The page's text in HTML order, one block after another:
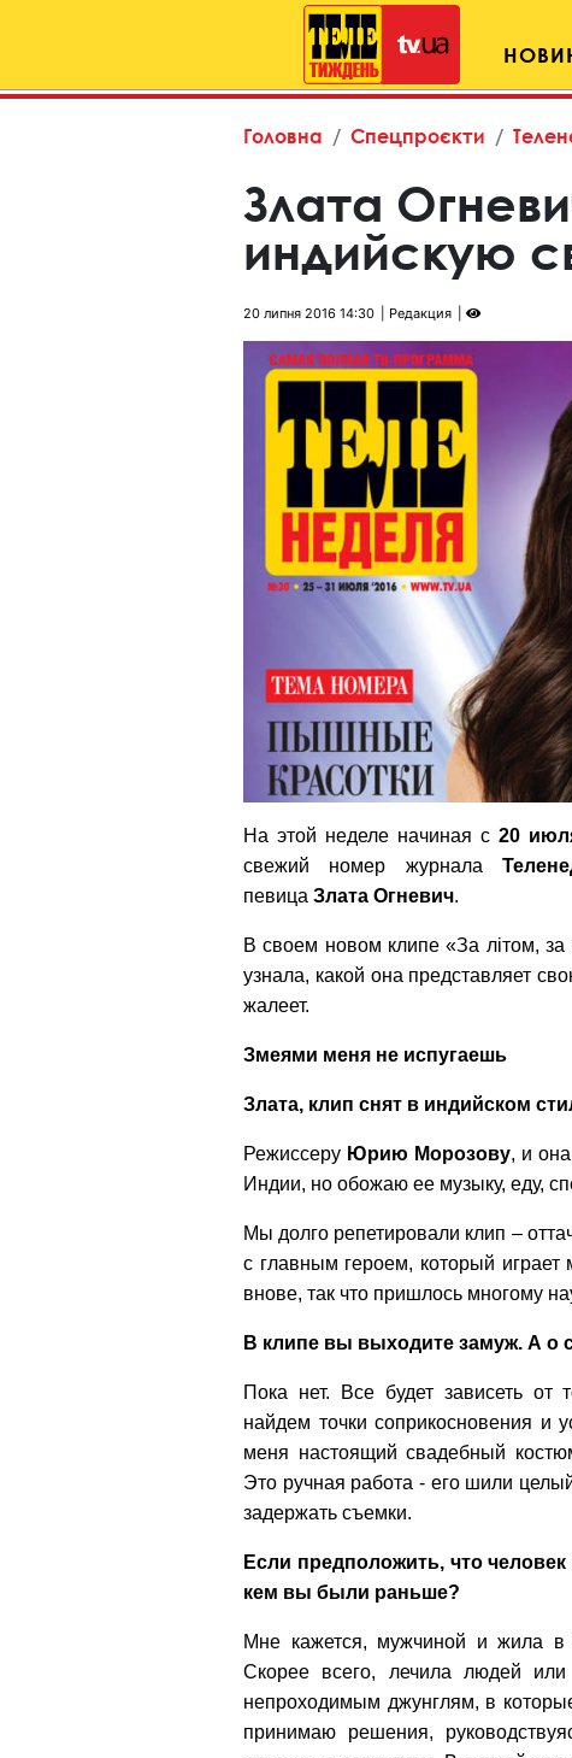
Головна Спецпроєкти
Злата
индийскую
20 липня 2016 14:30 Редакция
На этой неделе начиная с20
свежий номер журнала
певица Злата Огневич.
В своем новом клипе «За літом,
узнала, какой она представляет
жалеет.
Змеями меня не испугаешь
Злата, клип снят в индийском
Режиссеру Юрию Морозову, и
Индии, но обожаю ее музыку, еду,
Мы долго репетировали клип –
с главным героем, который
внове, так что пришлось многому
В клипе вы выходите замуж. А о
Пока нет. Все будет зависеть от
найдем точки соприкосновения и
меня настоящий свадебный
Это ручная работа - его шили
задержать съемки.
Если предположить, что
кем вы были раньше?
Мне кажется, мужчиной и жила в
Скорее всего, лечила людей
непроходимым джунглям, в
принимаю решения,